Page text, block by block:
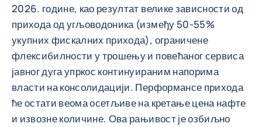
2026. године, као резултат велике зависности од
прихода од угљоводоника (између 50-55%
укупних фискалних прихода), ограничене
флексибилности у трошењу и повећаног сервиса
јавног дуга упркос континуираним напорима
власти на консолидацији. Перформансе прихода
ће остати веома осетљиве на кретање цена нафте
и извозне количине. Ова рањивост је озбиљно